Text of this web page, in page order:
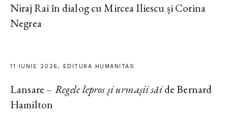
Niraj Rai în dialog cu Mircea Iliescu și Corina
Negrea
11 IUNIE 2026, EDITURA HUMANITAS
Lansare – Regele lepros și urmașii săide Bernard
Hamilton